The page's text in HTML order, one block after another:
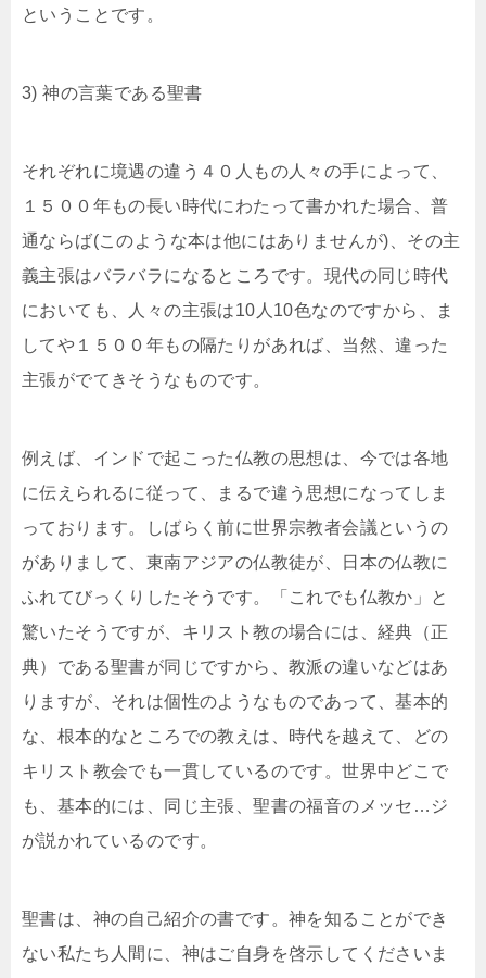
ということです。
3) 神の言葉である聖書
それぞれに境遇の違う４０人もの人々の手によって、
１５００年もの長い時代にわたって書かれた場合、普
通ならば(このような本は他にはありませんが)、その主
義主張はバラバラになるところです。現代の同じ時代
においても、人々の主張は10人10色なのですから、ま
してや１５００年もの隔たりがあれば、当然、違った
主張がでてきそうなものです。
例えば、インドで起こった仏教の思想は、今では各地
に伝えられるに従って、まるで違う思想になってしま
っております。しばらく前に世界宗教者会議というの
がありまして、東南アジアの仏教徒が、日本の仏教に
ふれてびっくりしたそうです。「これでも仏教か」と
驚いたそうですが、キリスト教の場合には、経典（正
典）である聖書が同じですから、教派の違いなどはあ
りますが、それは個性のようなものであって、基本的
な、根本的なところでの教えは、時代を越えて、どの
キリスト教会でも一貫しているのです。世界中どこで
も、基本的には、同じ主張、聖書の福音のメッセ…ジ
が説かれているのです。
聖書は、神の自己紹介の書です。神を知ることができ
ない私たち人間に、神はご自身を啓示してくださいま